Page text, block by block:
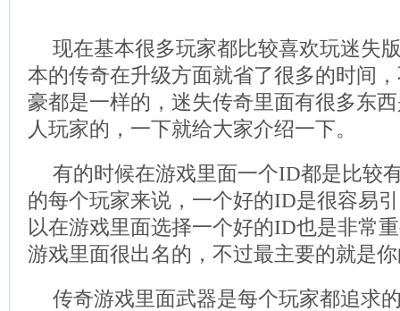
现在基本很多玩家都比较喜欢玩迷失
本的传奇在升级方面就省了很多的时间
豪都是一样的，迷失传奇里面有很多东
人玩家的，一下就给大家介绍一下。
有的时候在游戏里面一个ID都是比较
的每个玩家来说，一个好的ID是很容易
以在游戏里面选择一个好的ID也是非常
游戏里面很出名的，不过最主要的就是
传奇游戏里面武器是每个玩家都追求